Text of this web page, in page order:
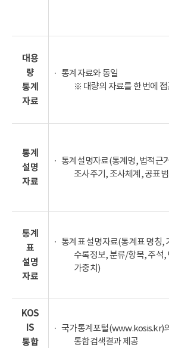
대용
량
통계
자료
통계자료와 동일
※ 대량의 자료를 한 번에
통계
설명
자료
통계설명자료(통계명, 법적근
조사주기, 조사체계, 공표
통계
표
설명
자료
통계표 설명자료(통계표 명칭,
수록정보, 분류/항목, 주석,
가중치)
KOS
IS
통합
국가통계포털(www.kosis.kr)
통합검색결과 제공